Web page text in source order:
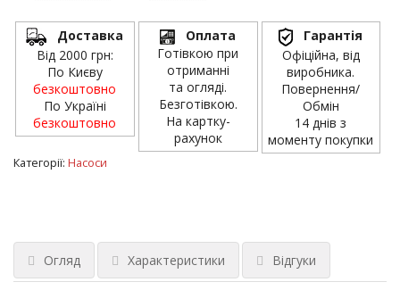
Доставка
Від 2000 грн:
По Києву
безкоштовно
По Україні
безкоштовно
Оплата
Готівкою при
отриманні
та огляді.
Безготівкою.
На картку-
рахунок
Гарантія
Офіційна, від
виробника.
Повернення/
Обмін
14 днів з
моменту покупки
Категорії: Насоси
Огляд Характеристики Відгуки